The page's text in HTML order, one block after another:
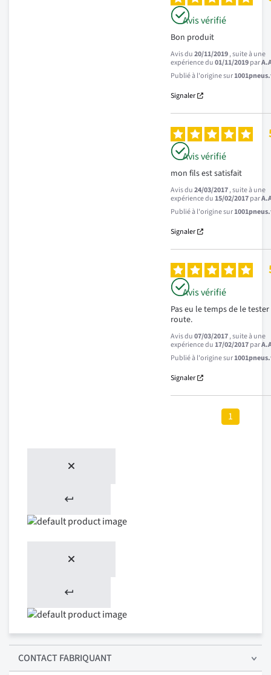
Avis vérifié
Bon produit
Avis du20/11/2019, suite à une
expérience du01/11/2019par
Publié à l'origine sur
Signaler
Avis vérifié
mon fils est satisfait
Avis du24/03/2017, suite à une
expérience du15/02/2017par
Publié à l'origine sur
Signaler
Avis vérifié
Pas eu le temps de le
route.
Avis du07/03/2017, suite à une
expérience du17/02/2017par
Publié à l'origine sur
Signaler
1
CONTACT FABRIQUANT